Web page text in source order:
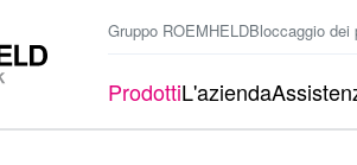
Gruppo ROEMHELDBloccaggio dei
ProdottiL'azienda